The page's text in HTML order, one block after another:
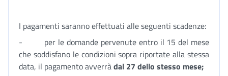
I pagamenti saranno effettuati alle seguenti scadenze:
- per le domande pervenute entro il 15 del mese
che soddisfano le condizioni sopra riportate alla stessa
data, il pagamento avverràdal 27 dello stesso mese;